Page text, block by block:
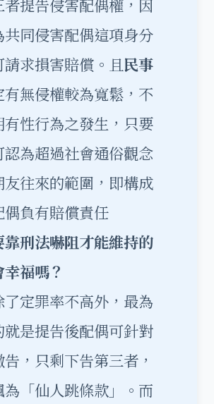
者提告侵害配偶權，因
共同侵害配偶這項身分
求損害賠償。且民事
有無侵權較為寬鬆，不
性行為之發生，只要
認為超過社會通俗觀念
友往來的範圍，即構成
偶負有賠償責任
靠刑法嚇阻才能維持的
福嗎？
了定罪率不高外，最為
就是提告後配偶可針對
，只剩下告第三者，
為「仙人跳條款」。而